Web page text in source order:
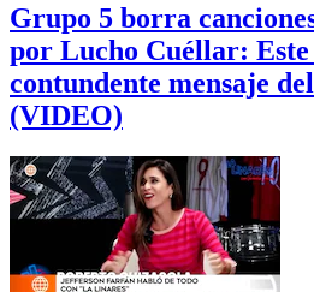
Grupo 5 borra
por Lucho Cuéllar: Este
contundente mensaje
(VIDEO)